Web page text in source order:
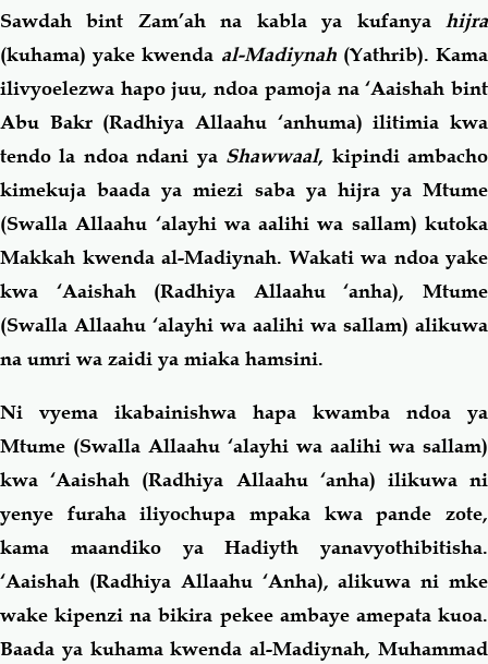
Sawdah bint Zam’ah na kabla ya kufanya hijra
(kuhama) yake kwenda al-Madiynah(Yathrib). Kama
ilivyoelezwa hapo juu, ndoa pamoja na ‘Aaishah bint
Abu Bakr (Radhiya Allaahu ‘anhuma) ilitimia kwa
tendo la ndoa ndani ya Shawwaal, kipindi ambacho
kimekuja baada ya miezi saba ya hijra ya Mtume
(Swalla Allaahu ‘alayhi wa aalihi wa sallam) kutoka
Makkah kwenda al-Madiynah. Wakati wa ndoa yake
kwa ‘Aaishah (Radhiya Allaahu ‘anha), Mtume
(Swalla Allaahu ‘alayhi wa aalihi wa sallam) alikuwa
na umri wa zaidi ya miaka hamsini.
Ni vyema ikabainishwa hapa kwamba ndoa ya
Mtume (Swalla Allaahu ‘alayhi wa aalihi wa sallam)
kwa ‘Aaishah (Radhiya Allaahu ‘anha) ilikuwa ni
yenye furaha iliyochupa mpaka kwa pande zote,
kama maandiko ya Hadiyth yanavyothibitisha.
‘Aaishah (Radhiya Allaahu ‘Anha), alikuwa ni mke
wake kipenzi na bikira pekee ambaye amepata kuoa.
Baada ya kuhama kwenda al-Madiynah, Muhammad